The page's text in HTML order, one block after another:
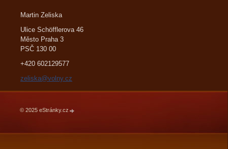
Martin Zeliska
Ulice Schöfflerova 46
Město Praha 3
PSČ 130 00
+420 602129577
zeliska@volny.cz
© 2025 eStránky.cz